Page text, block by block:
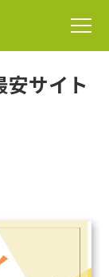
安サイト